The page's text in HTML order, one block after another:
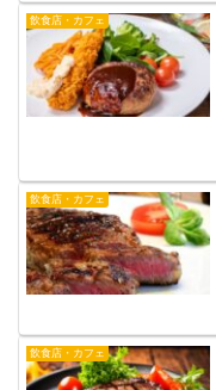
飲食店・カフェ
飲食店・カフェ
飲食店・カフェ